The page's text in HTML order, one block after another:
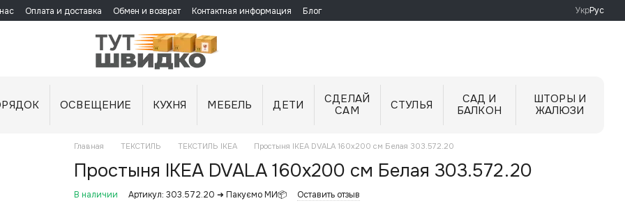
Оплата и доставка Обмен и возврат Контактная информация Блог УкрРус
ОСВЕЩЕНИЕ КУХНЯ МЕБЕЛЬ ДЕТИ
СДЕЛАЙ
САМ
СТУЛЬЯ
САД И
БАЛКОН
ШТОРЫ И
ЖАЛЮЗИ
Главная ТЕКСТИЛЬ ТЕКСТИЛЬ IKEA Простыня IKEA DVALA 160x200 см Белая 303.572.20
Простыня IKEA DVALA 160x200 см Белая 303.572.20
В наличии Артикул: 303.572.20 ➜ Пакуємо МИ📦 Оставить отзыв